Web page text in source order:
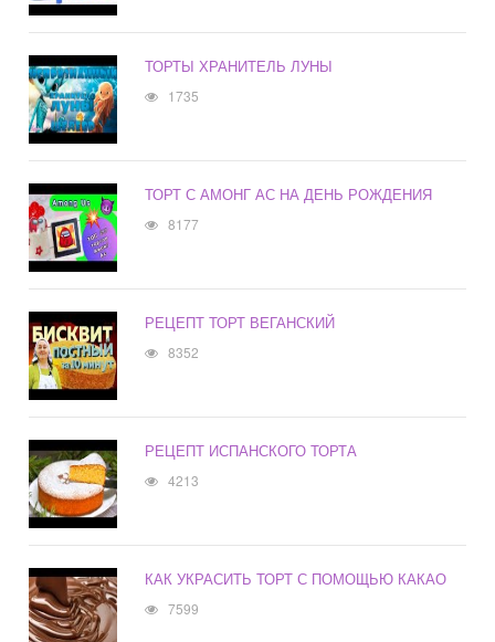
ТОРТЫ ХРАНИТЕЛЬ ЛУНЫ
1735
ТОРТ С АМОНГ АС НА ДЕНЬ РОЖДЕНИЯ
8177
РЕЦЕПТ ТОРТ ВЕГАНСКИЙ
8352
РЕЦЕПТ ИСПАНСКОГО ТОРТА
4213
КАК УКРАСИТЬ ТОРТ С ПОМОЩЬЮ КАКАО
7599